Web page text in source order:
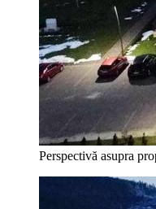
Perspectivă asupra